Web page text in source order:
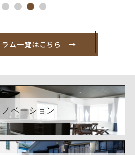
ラム一覧はこちら →
ノベーション